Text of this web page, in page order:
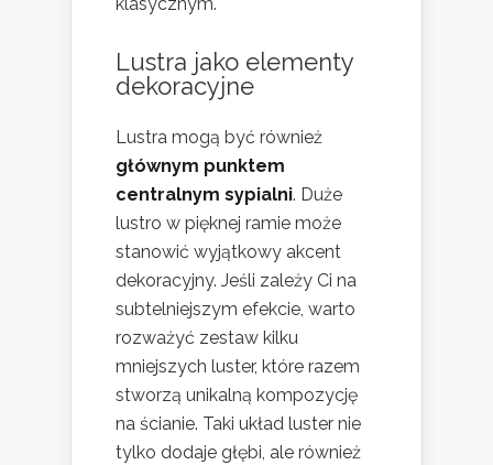
klasycznym.
Lustra jako elementy
dekoracyjne
Lustra mogą być również
głównym punktem
centralnym sypialni. Duże
lustro w pięknej ramie może
stanowić wyjątkowy akcent
dekoracyjny. Jeśli zależy Ci na
subtelniejszym efekcie, warto
rozważyć zestaw kilku
mniejszych luster, które razem
stworzą unikalną kompozycję
na ścianie. Taki układ luster nie
tylko dodaje głębi, ale również